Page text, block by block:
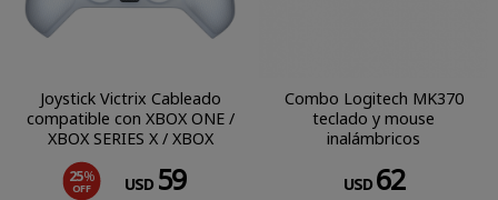
Joystick Victrix Cableado
compatible con XBOX ONE /
XBOX SERIES X / XBOX
SERIES S / PC
25%
OFF USD 59
Combo Logitech MK370
teclado y mouse
inalámbricos
USD 62